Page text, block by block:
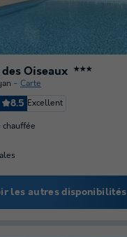
Oiseaux ★★★
Carte
8.5 Excellent
chauffée
les autres disponibilités